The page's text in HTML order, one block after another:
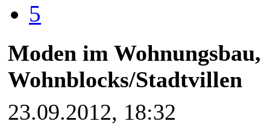
5
Moden im Wohnungsbau,
Wohnblocks/Stadtvillen
23.09.2012, 18:32